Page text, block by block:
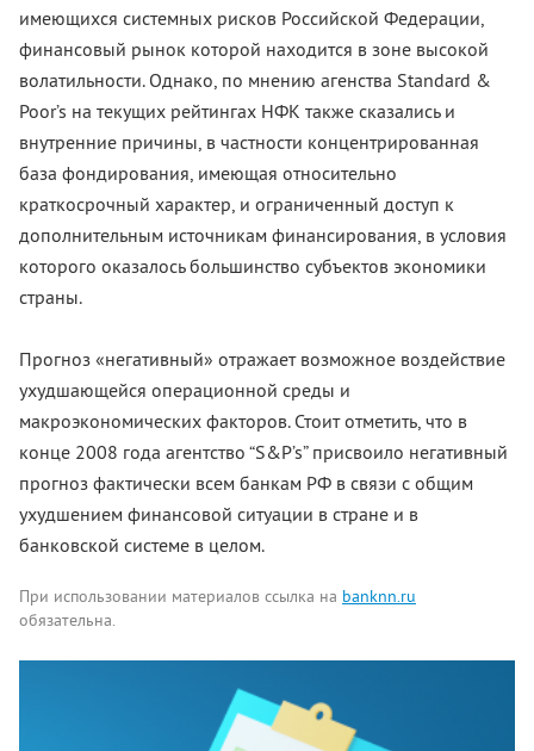
имеющихся системных рисков Российской Федерации,
финансовый рынок которой находится в зоне высокой
волатильности. Однако, по мнению агенства Standard &
Poor’s на текущих рейтингах НФК также сказались и
внутренние причины, в частности концентрированная
база фондирования, имеющая относительно
краткосрочный характер, и ограниченный доступ к
дополнительным источникам финансирования, в условия
которого оказалось большинство субъектов экономики
страны.
Прогноз «негативный» отражает возможное воздействие
ухудшающейся операционной среды и
макроэкономических факторов. Стоит отметить, что в
конце 2008 года агентство “S&P’s” присвоило негативный
прогноз фактически всем банкам РФ в связи с общим
ухудшением финансовой ситуации в стране и в
банковской системе в целом.
При использовании материалов ссылка на banknn.ru
обязательна.